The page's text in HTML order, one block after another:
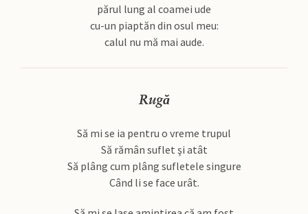
părul lung al coamei ude
cu-un piaptăn din osul meu:
calul nu mă mai aude.
Rugă
Să mi se ia pentru o vreme trupul
Să rămân suflet şi atât
Să plâng cum plâng sufletele singure
Când li se face urât.